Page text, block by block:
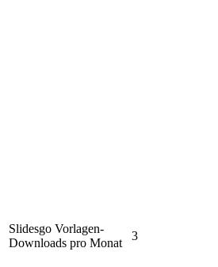
Slidesgo Vorlagen-
Downloads pro Monat
3